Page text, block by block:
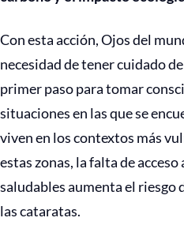
Con esta acción, Ojos del
necesidad de tener cuidado
primer paso para tomar
situaciones en las que se
viven en los contextos más
estas zonas, la falta de
saludables aumenta el riesgo
las cataratas.